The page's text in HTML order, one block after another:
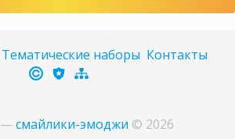
Тематические наборы Контакты
—смайлики-эмоджи © 2026